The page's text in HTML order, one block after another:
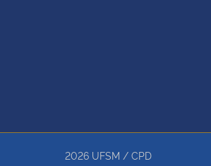
2026 UFSM / CPD